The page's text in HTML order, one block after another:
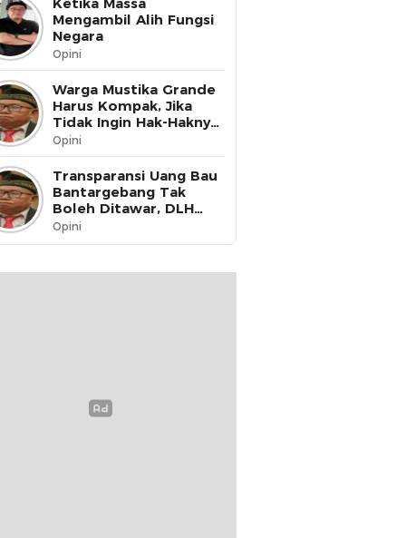
Mengambil Alih Fungsi
Negara
Opini
Warga Mustika Grande
Harus Kompak, Jika
Tidak Ingin Hak-Haknya
Dinikmati oleh Pihak
Lain
Opini
Transparansi Uang Bau
Bantargebang Tak
Boleh Ditawar, DLH
Kota Bekasi Harus Buka
Data ke Publik
Opini